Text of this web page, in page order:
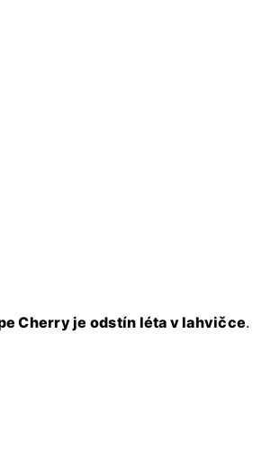
Cherry je odstín léta v lahvičce.